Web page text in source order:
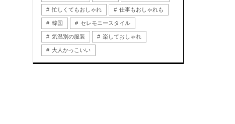
忙しくてもおしゃれ 仕事もおしゃれも
韓国 セレモニースタイル
気温別の服装 楽しておしゃれ
大人かっこいい